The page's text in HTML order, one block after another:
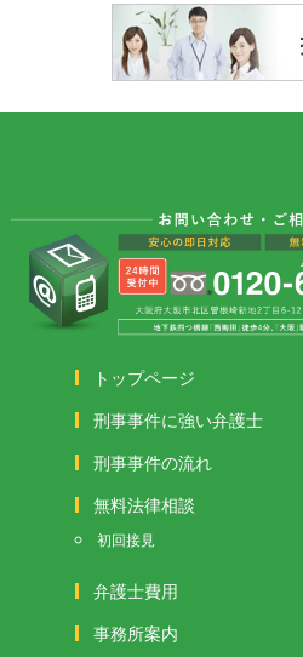
トップページ
刑事事件に強い弁護士
刑事事件の流れ
無料法律相談
初回接見
弁護士費用
事務所案内